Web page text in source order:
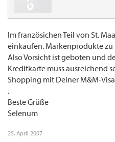
Im französichen Teil von St.
einkaufen. Markenprodukte
Also Vorsicht ist geboten und
Kreditkarte muss ausreichend
Shopping mit Deiner M&M-
.
Beste Grüße
Selenum
25. April 2007